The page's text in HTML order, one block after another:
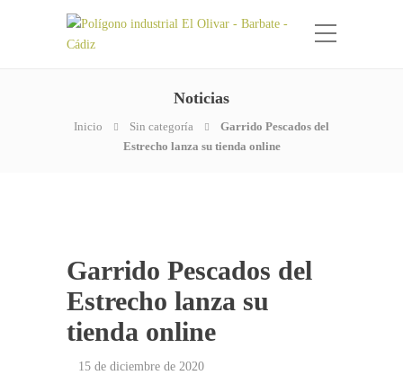
Noticias
Inicio Sin categoría
Garrido Pescados del
Estrecho lanza su tienda online
Garrido Pescados del
Estrecho lanza su
tienda online
15 de diciembre de 2020